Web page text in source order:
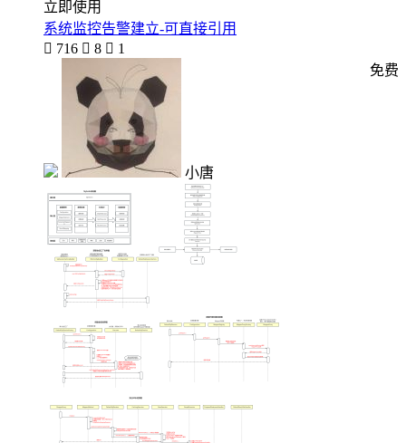
立即使用
系统监控告警建立-可直接引用
 716  8  1
小唐
免费